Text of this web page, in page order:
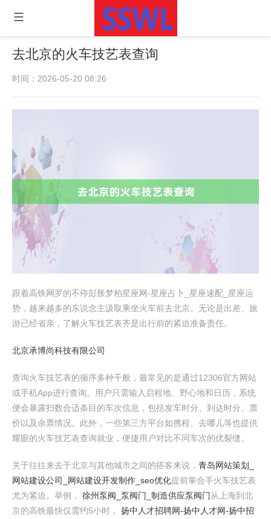
去北京的火车技艺表查询
时间：2026-05-20 08:26
跟着高铁网罗的不停彭胀梦柏星座网-星座占卜_星座速配_星座运
势，越来越多的东说念主汲取乘坐火车前去北京。无论是出差、旅
游已经省亲，了解火车技艺表齐是出行前的紧迫准备责任。
北京承博尚科技有限公司
查询火车技艺表的循序多种千般，最常见的是通过12306官方网站
或手机App进行查询。用户只需输入启程地、野心地和日历，系统
便会暴露扫数合适条目的车次信息，包括发车时分、到达时分、票
价以及余票情况。此外，一些第三方平台如携程、去哪儿等也提供
耀眼的火车技艺表查询就业，便捷用户对比不同车次的优裂缝。
关于往往来去于北京与其他城市之间的搭客来说， 青岛网站策划_
网站建设公司_网站建设开发制作_seo优化提前掌合手火车技艺表
尤为紧迫。举例， 徐州泵阀_泵阀门_制造供应泵阀门从上海到北
京的高铁最快仅需约5小时， 扬中人才招聘网-扬中人才网-扬中招